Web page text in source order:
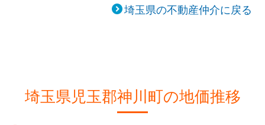
埼玉県の不動産仲介に戻る
埼玉県児玉郡神川町の地価推移